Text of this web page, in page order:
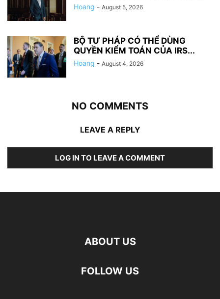
Hoang - August 5, 2026
BỘ TƯ PHÁP CÓ THỂ DÙNG
QUYỀN KIỂM TOÁN CỦA IRS...
Hoang - August 4, 2026
NO COMMENTS
LEAVE A REPLY
LOG IN TO LEAVE A COMMENT
ABOUT US
FOLLOW US